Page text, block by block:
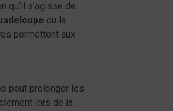
qu’il s’agisse de
ou la
permettent aux
peut prolonger les
lors de la